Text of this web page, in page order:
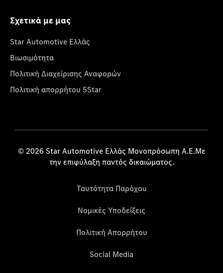
Σχετικά με μας
Star Automotive Ελλάς
Βιωσιμότητα
Πολιτική Διαχείρισης Αναφορών
Πολιτική απορρήτου 5Star
© 2026 Star Automotive Ελλάς Μονοπρόσωπη Α.Ε.Με
την επιφύλαξη παντός δικαιώματος.
Ταυτότητα Παρόχου
Νομικές Υποδείξεις
Πολιτική Απορρήτου
Social Media